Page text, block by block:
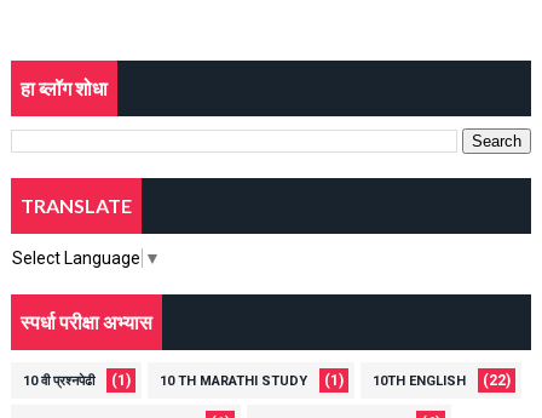
हा ब्लॉग शोधा
TRANSLATE
Select Language ▼
स्पर्धा परीक्षा अभ्यास
10 वी प्रश्नपेढी (1) 10 TH MARATHI STUDY (1) 10TH ENGLISH (22)